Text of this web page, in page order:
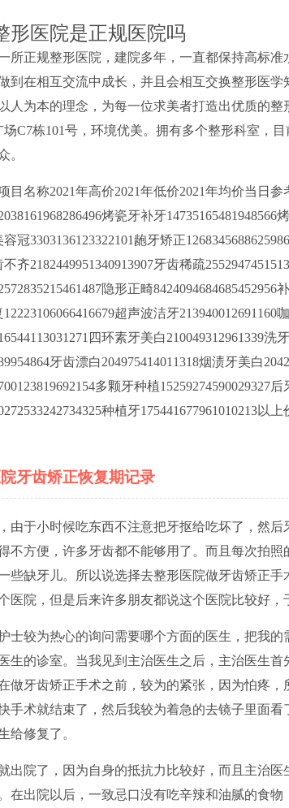
形医院是正规医院吗
所正规整形医院，建院多年，一直都保持高标
到在相互交流中成长，并且会相互交换整形医学
人为本的理念，为每一位求美者打造出优质的
C7栋101号，环境优美。拥有多个整形科室，
。
目名称2021年高价2021年低价2021年均价当日参
烤瓷牙补牙14735165481948566
冠3303136123322101龅牙矫正
齐2182449951340913907牙齿稀疏
隐形正畸8424094684685452956
超声波洁牙213940012691160
四环素牙美白210049312961339洗
牙齿漂白204975414011318烟渍牙美白
多颗牙种植15259274590029327
种植牙175441677961010213以
牙齿矫正恢复期记录
由于小时候吃东西不注意把牙抠给吃坏了，然
不方便，许多牙齿都不能够用了。而且每次拍
些缺牙儿。所以说选择去整形医院做牙齿矫正
医院，但是后来许多朋友都说这个医院比较好，
士较为热心的询问需要哪个方面的医生，把我
生的诊室。当我见到主治医生之后，主治医生
做牙齿矫正手术之前，较为的紧张，因为怕疼，
手术就结束了，然后我较为着急的去镜子里面
给修复了。
出院了，因为自身的抵抗力比较好，而且主治
在出院以后，一致忌口没有吃辛辣和油腻的食物